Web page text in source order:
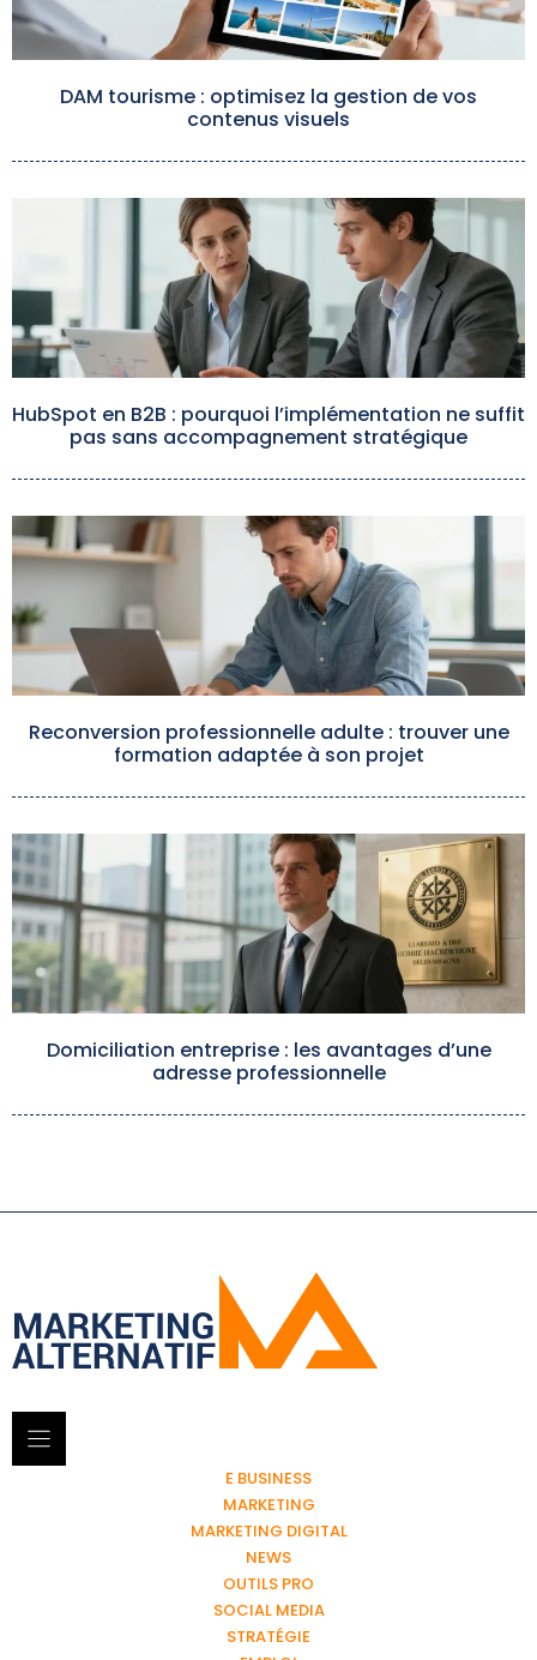
DAM tourisme : optimisez la gestion de vos
contenus visuels
HubSpot en B2B : pourquoi l’implémentation ne suffit
pas sans accompagnement stratégique
Reconversion professionnelle adulte : trouver une
formation adaptée à son projet
Domiciliation entreprise : les avantages d’une
adresse professionnelle
E BUSINESS
MARKETING
MARKETING DIGITAL
NEWS
OUTILS PRO
SOCIAL MEDIA
STRATÉGIE